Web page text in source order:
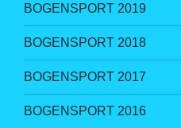
BOGENSPORT 2019
BOGENSPORT 2018
BOGENSPORT 2017
BOGENSPORT 2016